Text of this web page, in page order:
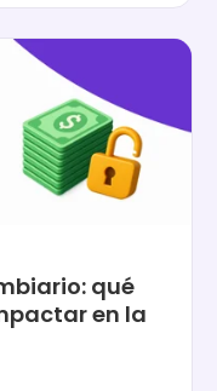
qué
en la